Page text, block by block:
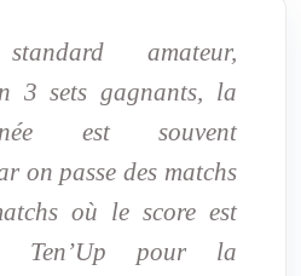
amateur,
3 sets gagnants, la
est souvent
on passe des matchs
où le score est
Ten’Up pour la